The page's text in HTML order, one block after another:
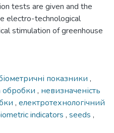
tests are given and the
electro-technological
stimulation of greenhouse
показники ,
обробки , невизначеність
, електротехнологічний
indicators , seeds ,